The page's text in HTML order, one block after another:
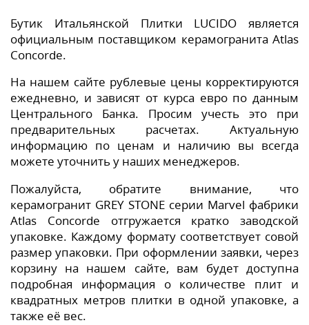
Бутик Итальянской Плитки LUCIDO является
официальным поставщиком керамогранита Atlas
Concorde.
На нашем сайте рублевые цены корректируются
ежедневно, и зависят от курса евро по данным
Центрального Банка. Просим учесть это при
предварительных расчетах. Актуальную
информацию по ценам и наличию вы всегда
можете уточнить у наших менеджеров.
Пожалуйста, обратите внимание, что
керамогранит GREY STONE серии Marvel фабрики
Atlas Concorde отгружается кратко заводской
упаковке. Каждому формату соответствует совой
размер упаковки. При оформлении заявки, через
корзину на нашем сайте, вам будет доступна
подробная информация о количестве плит и
квадратных метров плитки в одной упаковке, а
также её вес.